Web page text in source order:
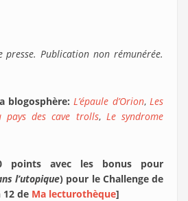
presse. Publication non rémunérée.
blogosphère:L’épaule d’Orion,Les
pays des cave trolls, Le syndrome
points avec les bonus pour
l’utopique) pour le Challenge de
de Ma lecturothèque]